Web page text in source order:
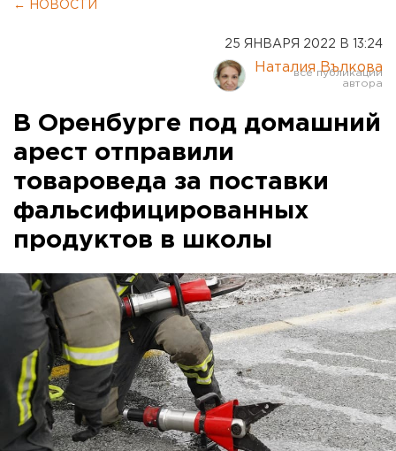
← НОВОСТИ
25 ЯНВАРЯ 2022 В 13:24
Наталия Вълкова
В Оренбурге под домашний
арест отправили
товароведа за поставки
фальсифицированных
продуктов в школы